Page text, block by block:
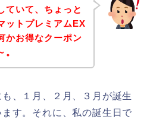
ていて、ちょっと
ットプレミアムEX
かお得なクーポン
、１月、２月、３月が誕生
す。それに、私の誕生日で